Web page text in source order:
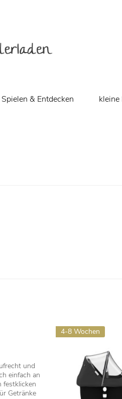
Spielen & Entdecken kleine
und
einfach an
festklicken
Getränke
4-8 Wochen